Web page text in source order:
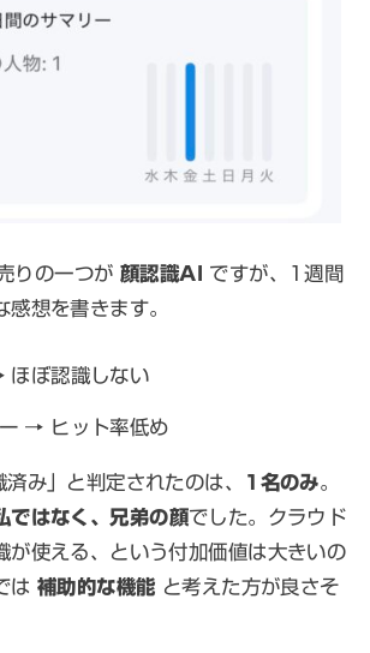
の一つが 顔認識AI
ですが、1週間
想を書きます。
ぼ認識しない
→ ヒット率低め
み」と判定されたのは、 1名のみ。
ではなく、兄弟の顔でした。クラウド
が使える、という付加価値は大きいの
は補助的な機能 と考えた方が良さそ